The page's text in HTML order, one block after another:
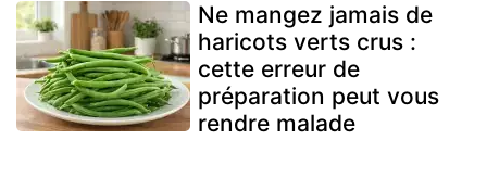
Ne mangez jamais de
haricots verts crus :
cette erreur de
préparation peut vous
rendre malade